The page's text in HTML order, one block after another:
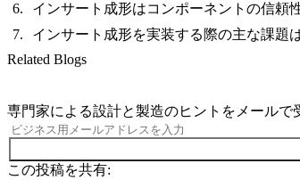
インサート成形はコンポーネントの信頼
インサート成形を実装する際の主な課題
Related Blogs
専門家による設計と製造のヒントをメールで
この投稿を共有: